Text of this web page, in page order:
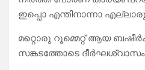
ഇപ്പൊ എന്തിനാന്നാ
മറ്റൊരു റൂമ്മെറ്റ് ആയ
സങ്കടത്തോടെ ദീർഘശ്വാസം